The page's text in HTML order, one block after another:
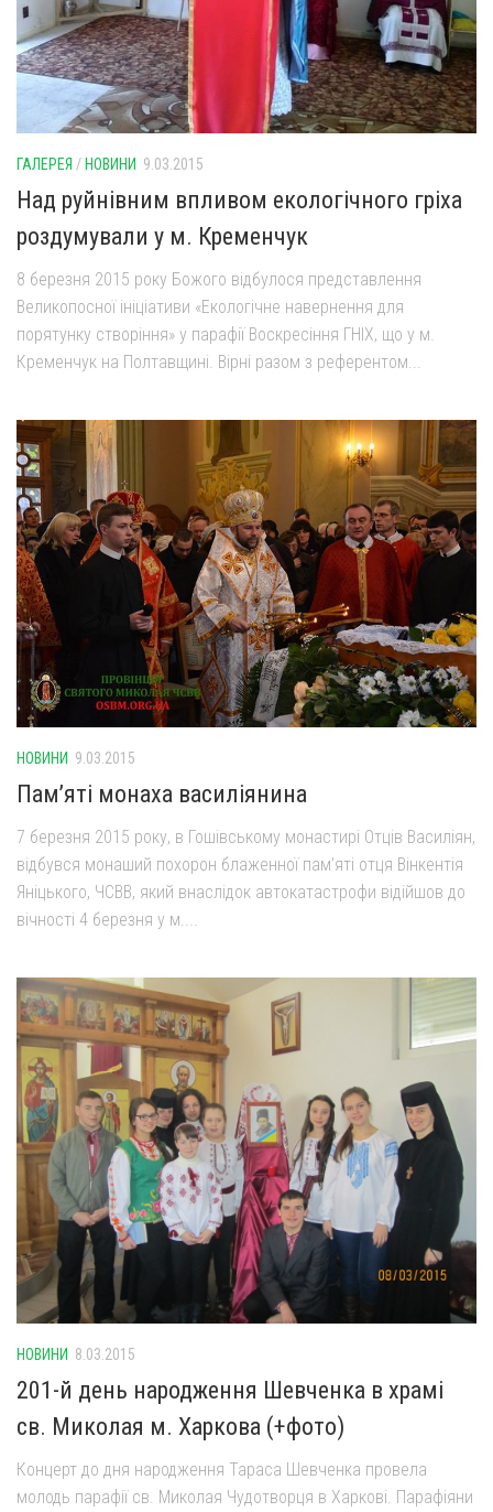
ГАЛЕРЕЯ / НОВИНИ 9.03.2015
Над руйнівним впливом екологічного гріха
роздумували у м. Кременчук
8 березня 2015 року Божого відбулося представлення
Великопосної ініціативи «Екологічне навернення для
порятунку створіння» у парафії Воскресіння ГНІХ, що у м.
Кременчук на Полтавщині. Вірні разом з референтом...
НОВИНИ 9.03.2015
Пам’яті монаха василіянина
7 березня 2015 року, в Гошівському монастирі Отців Василіян,
відбувся монаший похорон блаженної пам’яті отця Вінкентія
Яніцького, ЧСВВ, який внаслідок автокатастрофи відійшов до
вічності 4 березня у м....
НОВИНИ 8.03.2015
201-й день народження Шевченка в храмі
св. Миколая м. Харкова (+фото)
Концерт до дня народження Тараса Шевченка провела
молодь парафії св. Миколая Чудотворця в Харкові. Парафіяни